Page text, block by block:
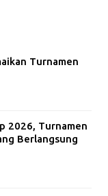
Turnamen
2026, Turnamen
Berlangsung